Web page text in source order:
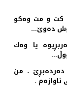
كت و مت وه‌كو
ده‌وێ…
یا وه‌ك
، من
.